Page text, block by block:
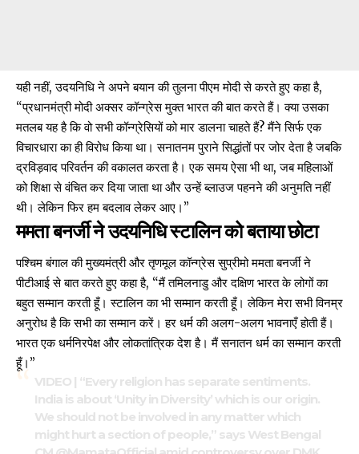
यही नहीं, उदयनिधि ने अपने बयान की तुलना पीएम मोदी से करते हुए कहा है,
“प्रधानमंत्री मोदी अक्सर कॉन्ग्रेस मुक्त भारत की बात करते हैं। क्या उसका
मतलब यह है कि वो सभी कॉन्ग्रेसियों को मार डालना चाहते हैं? मैंने सिर्फ एक
विचारधारा का ही विरोध किया था। सनातनम ​​पुराने सिद्धांतों पर जोर देता है जबकि
द्रविड़वाद परिवर्तन की वकालत करता है। एक समय ऐसा भी था, जब महिलाओं
को शिक्षा से वंचित कर दिया जाता था और उन्हें ब्लाउज पहनने की अनुमति नहीं
थी। लेकिन फिर हम बदलाव लेकर आए।”
ममता बनर्जी ने उदयनिधि स्टालिन को बताया छोटा
पश्चिम बंगाल की मुख्यमंत्री और तृणमूल कॉन्ग्रेस सुप्रीमो ममता बनर्जी ने
पीटीआई से बात करते हुए कहा है, “मैं तमिलनाडु और दक्षिण भारत के लोगों का
बहुत सम्मान करती हूँ। स्टालिन का भी सम्मान करती हूँ। लेकिन मेरा सभी विनम्र
अनुरोध है कि सभी का सम्मान करें। हर धर्म की अलग-अलग भावनाएँ होती हैं।
भारत एक धर्मनिरपेक्ष और लोकतांत्रिक देश है। मैं सनातन धर्म का सम्मान करती
हूँ।”
VIDEO | “Every religion has separate sentiments.
India is about ‘Unity in Diversity’ which is our origin.
We should not be involved in any matter which
might hurt a section of people,” says West Bengal